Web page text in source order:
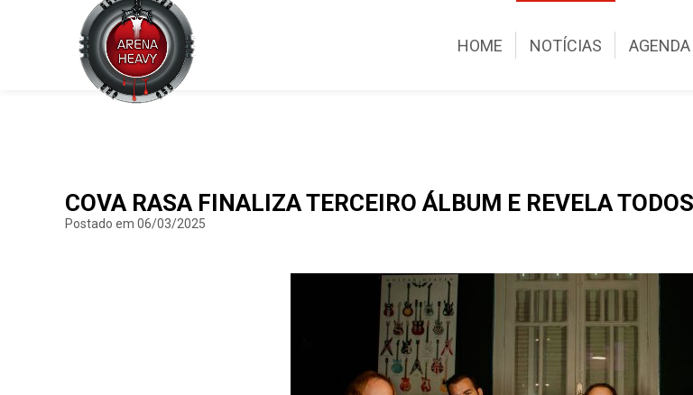
HOME NOTÍCIAS AGENDA
COVA RASA FINALIZA TERCEIRO ÁLBUM E REVELA
Postado em 06/03/2025